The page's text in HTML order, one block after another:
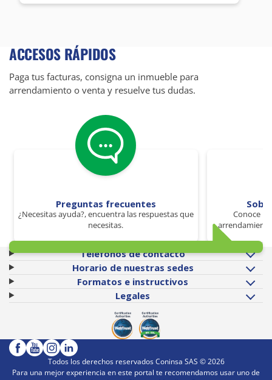
ACCESOS RÁPIDOS
Paga tus facturas, consigna un inmueble para
arrendamiento o venta y resuelve tus dudas.
Preguntas frecuentes
¿Necesitas ayuda?, encuentra las respuestas que
necesitas.
Conoce
Teléfonos de contacto
Horario de nuestras sedes
Formatos e instructivos
Legales
Todos los derechos reservados Coninsa SAS ©2026
Para una mejor experiencia en este portal te recomendamos usar uno de